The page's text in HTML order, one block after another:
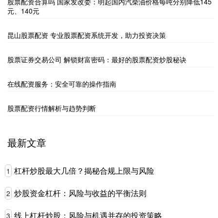
元、140元
昆山股票配资 专业股票配资系统开发，助力投资决策
股票证券交易公司 解锁财富密码：最好的股票配资炒股秘诀
在线配资服务：安全可靠的操作指南
股票配资行情解析与趋势判断
最新文章
1 杠杆炒股最大几倍？揭秘合规上限与风险
2 炒股资金杠杆：风险与收益的平衡法则
3 线上杠杆炒股：风险与机遇并存的投资策略